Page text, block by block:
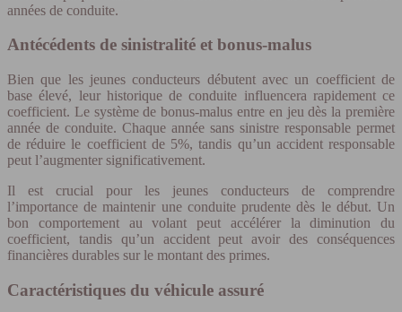
années de conduite.
Antécédents de sinistralité et bonus-malus
Bien que les jeunes conducteurs débutent avec un coefficient de
base élevé, leur historique de conduite influencera rapidement ce
coefficient. Le système de bonus-malus entre en jeu dès la première
année de conduite. Chaque année sans sinistre responsable permet
de réduire le coefficient de 5%, tandis qu’un accident responsable
peut l’augmenter significativement.
Il est crucial pour les jeunes conducteurs de comprendre
l’importance de maintenir une conduite prudente dès le début. Un
bon comportement au volant peut accélérer la diminution du
coefficient, tandis qu’un accident peut avoir des conséquences
financières durables sur le montant des primes.
Caractéristiques du véhicule assuré